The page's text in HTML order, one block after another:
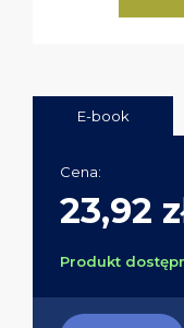
E-book
Cena:
23,92
Produkt